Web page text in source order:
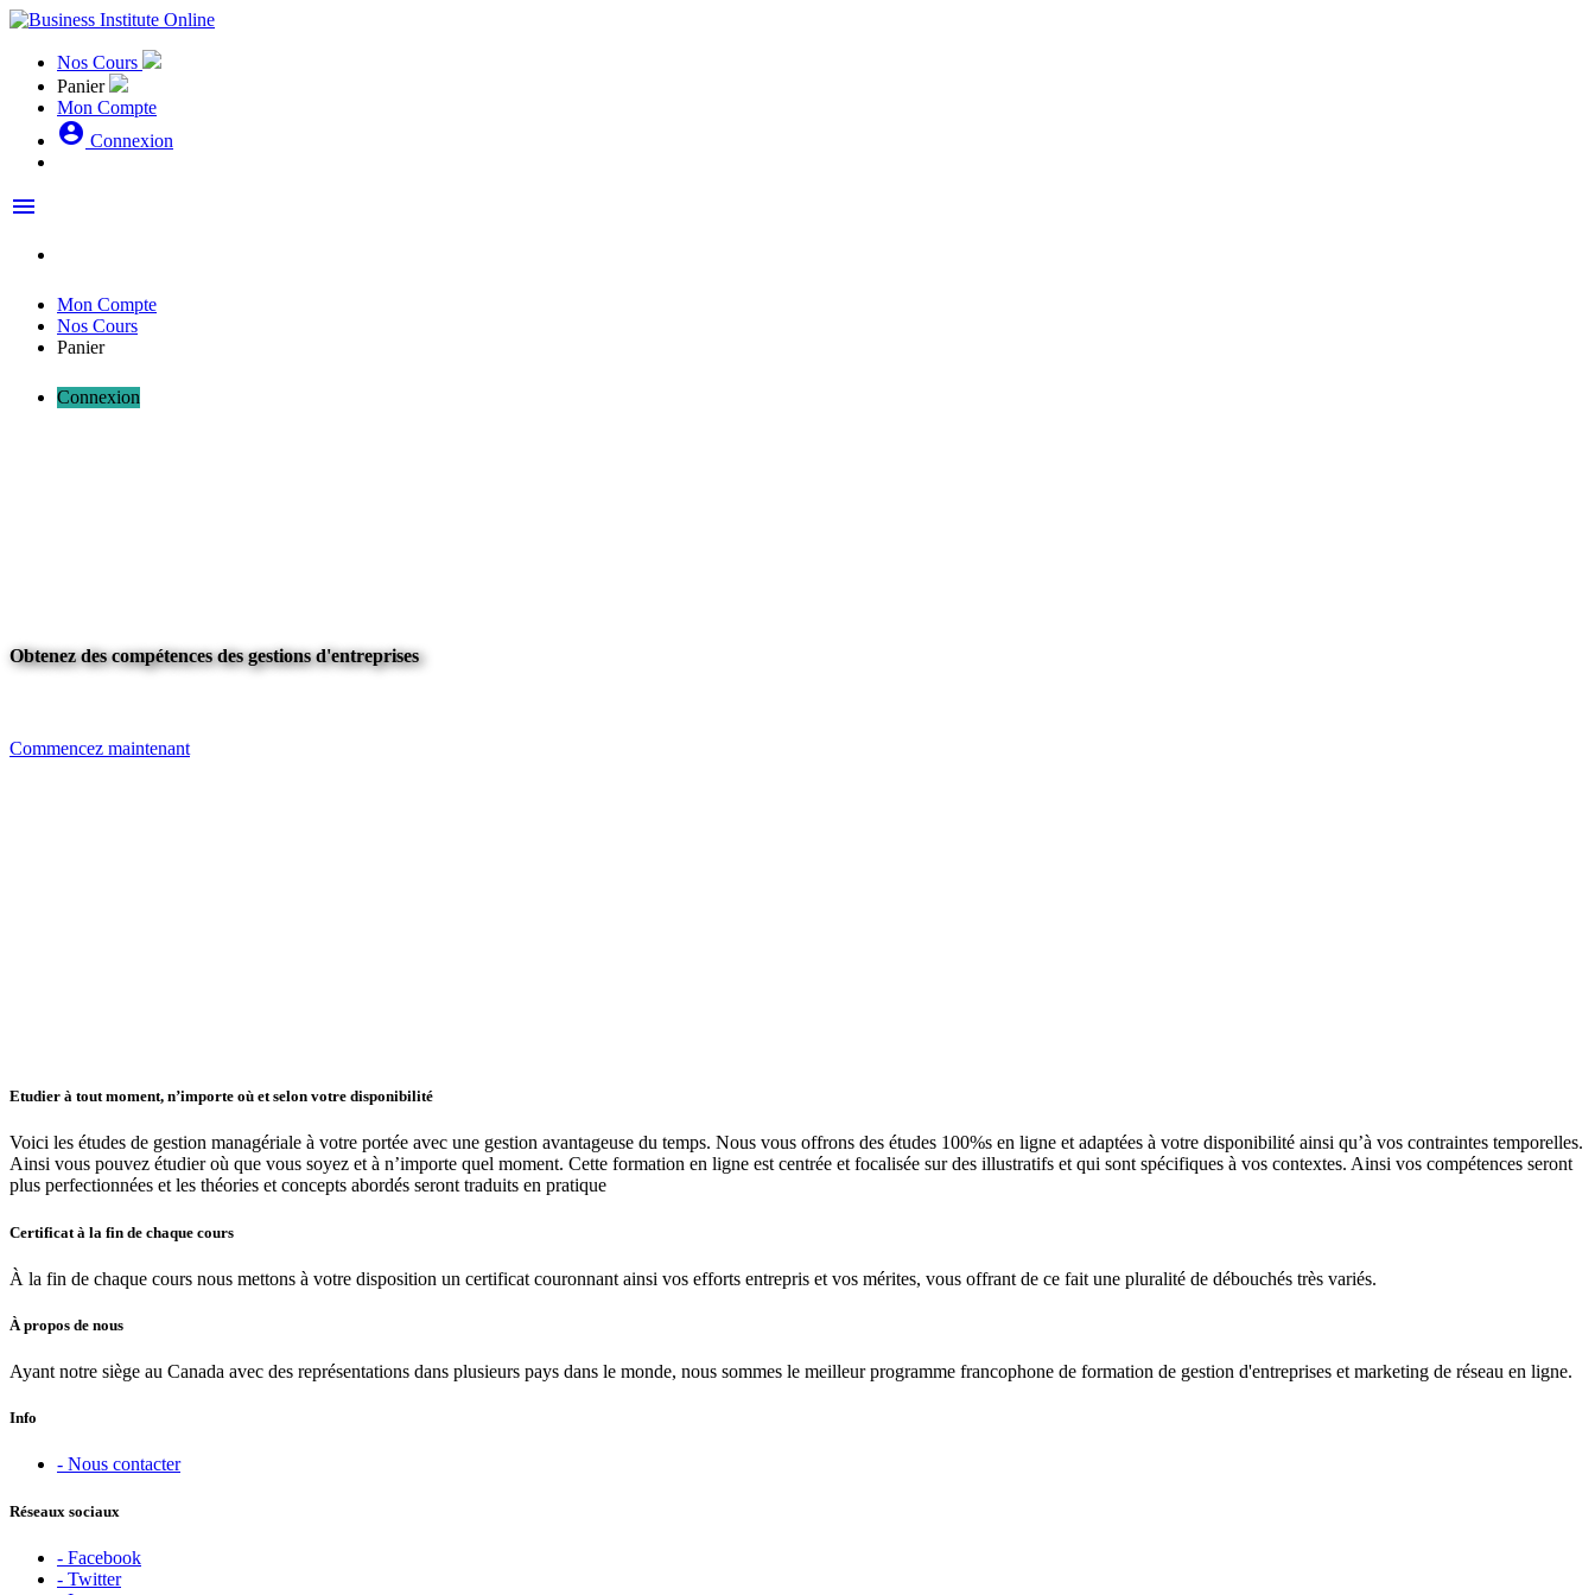
Nos Cours
Panier
Mon Compte
account_circle Connexion
menu
Mon Compte
Nos Cours
Panier
Connexion
Obtenez des compétences des gestions d'entreprises
Commencez maintenant
Etudier à tout moment, n’importe où et selon votre disponibilité
Voici les études de gestion managériale à votre portée avec une gestion avantageuse du temps. Nous vous offrons des études 100%s en ligne et adaptées à votre disponibilité ainsi qu’à vos contraintes temporelles.
Ainsi vous pouvez étudier où que vous soyez et à n’importe quel moment. Cette formation en ligne est centrée et focalisée sur des illustratifs et qui sont spécifiques à vos contextes. Ainsi vos compétences seront
plus perfectionnées et les théories et concepts abordés seront traduits en pratique
Certificat à la fin de chaque cours
À la fin de chaque cours nous mettons à votre disposition un certificat couronnant ainsi vos efforts entrepris et vos mérites, vous offrant de ce fait une pluralité de débouchés très variés.
À propos de nous
Ayant notre siège au Canada avec des représentations dans plusieurs pays dans le monde, nous sommes le meilleur programme francophone de formation de gestion d'entreprises et marketing de réseau en ligne.
Info
- Nous contacter
Réseaux sociaux
- Facebook
- Twitter